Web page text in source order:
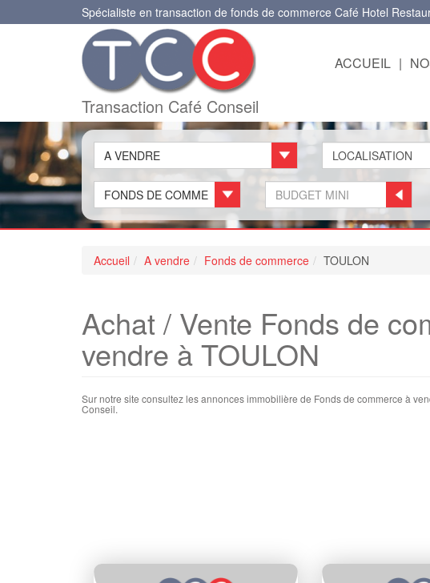
Spécialiste en transaction de fonds de commerce Café Hotel
Transaction Café Conseil
ACCUEIL |
A VENDRE
FONDS DE COMMERCE
Accueil A vendre Fonds de commerce TOULON
Achat / Vente Fonds de
vendre à TOULON
Sur notre site consultez les annonces immobilière de Fonds de commerce à
Conseil.